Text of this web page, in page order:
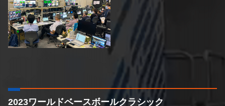
2023ワールドベースボールクラシック